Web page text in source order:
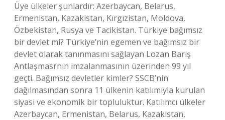
Üye ülkeler şunlardır: Azerbaycan, Belarus,
Ermenistan, Kazakistan, Kırgızistan, Moldova,
Özbekistan, Rusya ve Tacikistan. Türkiye bağımsız
bir devlet mi? Türkiye’nin egemen ve bağımsız bir
devlet olarak tanınmasını sağlayan Lozan Barış
Antlaşması’nın imzalanmasının üzerinden 99 yıl
geçti. Bağımsız devletler kimler? SSCB’nin
dağılmasından sonra 11 ülkenin katılımıyla kurulan
siyasi ve ekonomik bir topluluktur. Katılımcı ülkeler
Azerbaycan, Ermenistan, Belarus, Kazakistan,